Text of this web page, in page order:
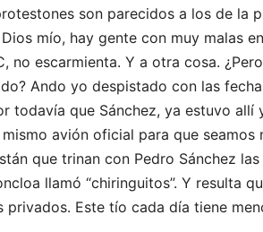
son parecidos a los de la
mío, hay gente con muy malas
no escarmienta. Y a otra cosa.
Ando yo despistado con las
todavía que Sánchez, ya estuvo allí
avión oficial para que
que trinan con Pedro Sánchez
llamó “chiringuitos”. Y resulta
privados. Este tío cada día tiene